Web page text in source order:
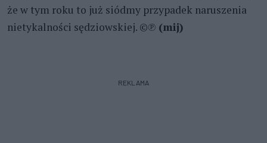
że w tym roku to już siódmy przypadek naruszenia
nietykalności sędziowskiej. ©℗ (mij)
REKLAMA